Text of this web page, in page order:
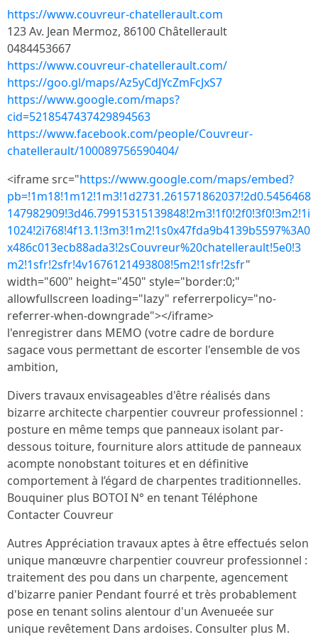
https://www.couvreur-chatellerault.com
123 Av. Jean Mermoz, 86100 Châtellerault
0484453667
https://www.couvreur-chatellerault.com/
https://goo.gl/maps/Az5yCdJYcZmFcJxS7
https://www.google.com/maps?
cid=5218547437429894563
https://www.facebook.com/people/Couvreur-
chatellerault/100089756590404/
<iframe src="https://www.google.com/maps/embed?
pb=!1m18!1m12!1m3!1d2731.261571862037!2d0.5456468
147982909!3d46.79915315139848!2m3!1f0!2f0!3f0!3m2!1i
1024!2i768!4f13.1!3m3!1m2!1s0x47fda9b4139b5597%3A0
x486c013ecb88ada3!2sCouvreur%20chatellerault!5e0!3
m2!1sfr!2sfr!4v1676121493808!5m2!1sfr!2sfr"
width="600" height="450" style="border:0;"
allowfullscreen loading="lazy" referrerpolicy="no-
referrer-when-downgrade"></iframe>
l'enregistrer dans MEMO (votre cadre de bordure
sagace vous permettant de escorter l'ensemble de vos
ambition,
Divers travaux envisageables d'être réalisés dans
bizarre architecte charpentier couvreur professionnel :
posture en même temps que panneaux isolant par-
dessous toiture, fourniture alors attitude de panneaux
acompte nonobstant toitures et en définitive
comportement à l’égard de charpentes traditionnelles.
Bouquiner plus BOTOI N° en tenant Téléphone
Contacter Couvreur
Autres Appréciation travaux aptes à être effectués selon
unique manœuvre charpentier couvreur professionnel :
traitement des pou dans un charpente, agencement
d'bizarre panier Pendant fourré et très probablement
pose en tenant solins alentour d'un Avenueée sur
unique revêtement Dans ardoises. Consulter plus M.